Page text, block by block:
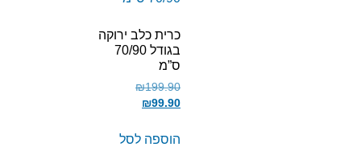
כרית כלב ירוקה
בגודל 70/90
ס”מ
₪199.90
₪99.90
הוספה לסל